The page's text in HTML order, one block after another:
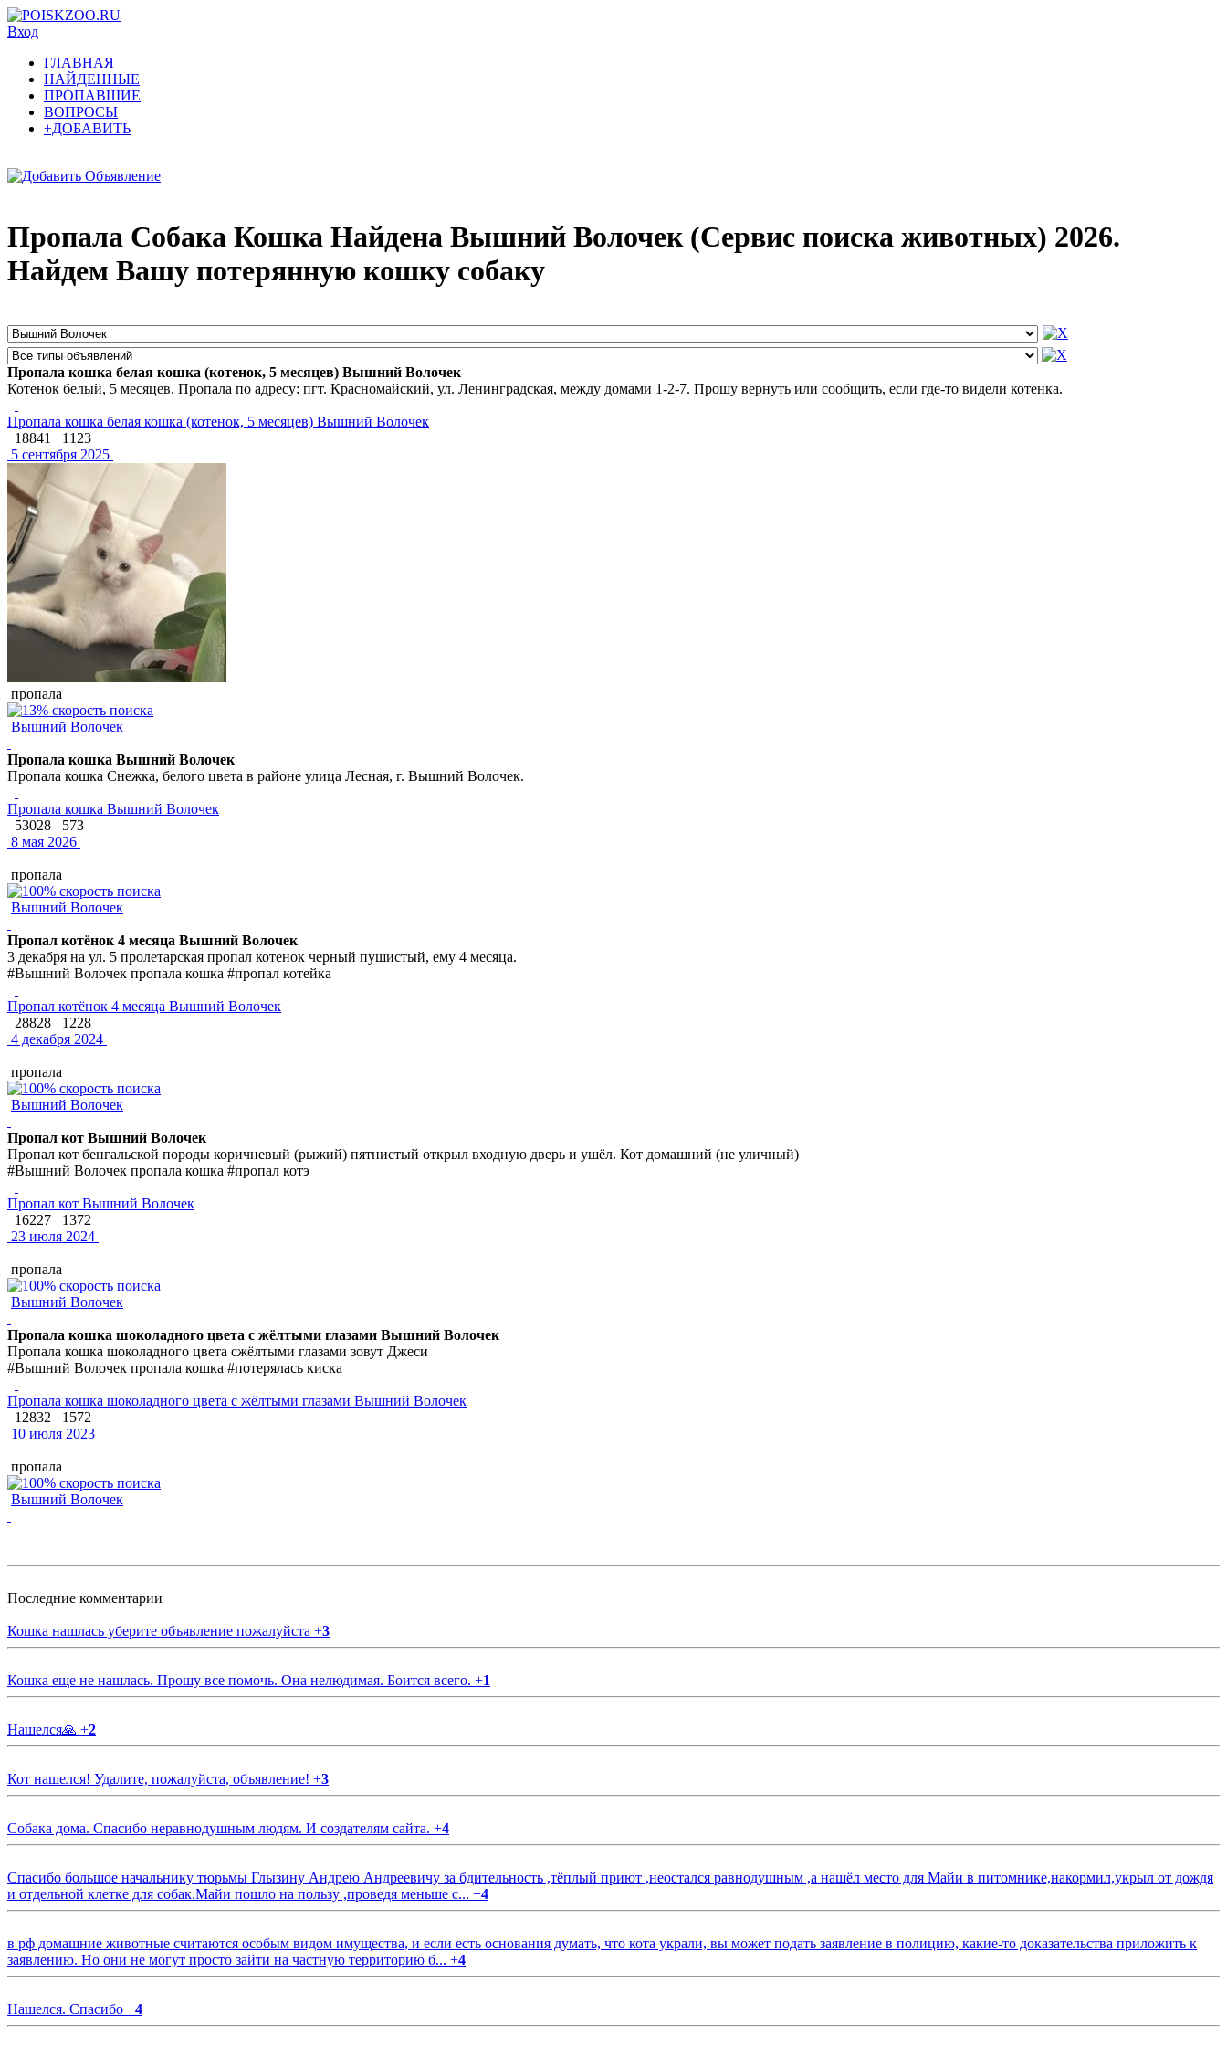
Вход
ГЛАВНАЯ
НАЙДЕННЫЕ
ПРОПАВШИЕ
ВОПРОСЫ
+ДОБАВИТЬ
Пропала Собака Кошка Найдена Вышний Волочек (Сервис поиска животных) 2026.
Найдем Вашу потерянную кошку собаку
Пропала кошка белая кошка (котенок, 5 месяцев) Вышний Волочек
Котенок белый, 5 месяцев. Пропала по адресу: пгт. Красномайский, ул. Ленинградская, между домами 1-2-7. Прошу вернуть или сообщить, если где-то видели котенка.
Пропала кошка белая кошка (котенок, 5 месяцев) Вышний Волочек
18841
1123
5 сентября 2025
пропала
Вышний Волочек
Пропала кошка Вышний Волочек
Пропала кошка Снежка, белого цвета в районе улица Лесная, г. Вышний Волочек.
Пропала кошка Вышний Волочек
53028
573
8 мая 2026
пропала
Вышний Волочек
Пропал котёнок 4 месяца Вышний Волочек
3 декабря на ул. 5 пролетарская пропал котенок черный пушистый, ему 4 месяца.
#Вышний Волочек пропала кошка #пропал котейка
Пропал котёнок 4 месяца Вышний Волочек
28828
1228
4 декабря 2024
пропала
Вышний Волочек
Пропал кот Вышний Волочек
Пропал кот бенгальской породы коричневый (рыжий) пятнистый открыл входную дверь и ушёл. Кот домашний (не уличный)
#Вышний Волочек пропала кошка #пропал котэ
Пропал кот Вышний Волочек
16227
1372
23 июля 2024
пропала
Вышний Волочек
Пропала кошка шоколадного цвета с жёлтыми глазами Вышний Волочек
Пропала кошка шоколадного цвета сжёлтыми глазами зовут Джеси
#Вышний Волочек пропала кошка #потерялась киска
Пропала кошка шоколадного цвета с жёлтыми глазами Вышний Волочек
12832
1572
10 июля 2023
пропала
Вышний Волочек
Последние комментарии
Кошка нашлась уберите объявление пожалуйста +3
Кошка еще не нашлась. Прошу все помочь. Она нелюдимая. Боится всего. +1
Нашелся🙏 +2
Кот нашелся! Удалите, пожалуйста, объявление! +3
Собака дома. Спасибо неравнодушным людям. И создателям сайта. +4
Спасибо большое начальнику тюрьмы Глызину Андрею Андреевичу за бдительность ,тёплый приют ,неостался равнодушным ,а нашёл место для Майи в питомнике,накормил,укрыл от дождя
и отдельной клетке для собак.Майи пошло на пользу ,проведя меньше с... +4
в рф домашние животные считаются особым видом имущества, и если есть основания думать, что кота украли, вы может подать заявление в полицию, какие-то доказательства приложить к
заявлению. Но они не могут просто зайти на частную территорию б... +4
Нашелся. Спасибо +4